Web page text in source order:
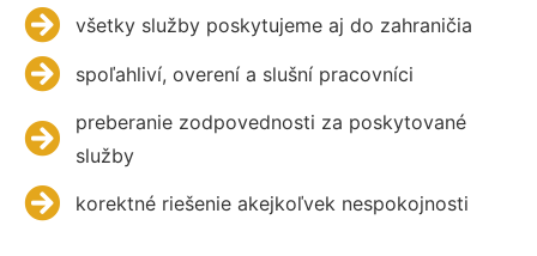
všetky služby poskytujeme aj do zahraničia
spoľahliví, overení a slušní pracovníci
preberanie zodpovednosti za poskytované
služby
korektné riešenie akejkoľvek nespokojnosti